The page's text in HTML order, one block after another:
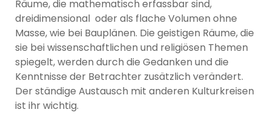
Räume, die mathematisch erfassbar sind,
dreidimensional oder als flache Volumen ohne
Masse, wie bei Bauplänen. Die geistigen Räume, die
sie bei wissenschaftlichen und religiösen Themen
spiegelt, werden durch die Gedanken und die
Kenntnisse der Betrachter zusätzlich verändert.
Der ständige Austausch mit anderen Kulturkreisen
ist ihr wichtig.